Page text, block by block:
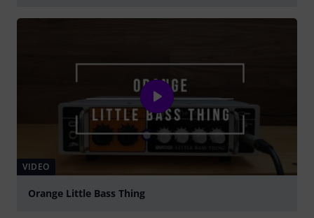
VIDEO
Orange Little Bass Thing